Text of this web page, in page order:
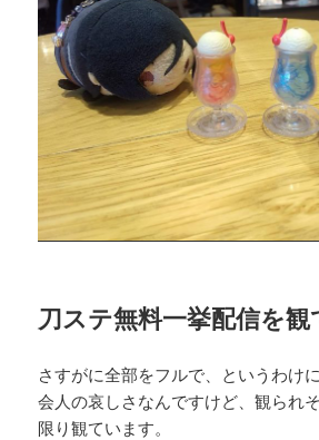
刀ステ無料一挙配信を
さすがに全部をフルで、というわけ
会人の哀しさなんですけど、観られ
限り観ています。